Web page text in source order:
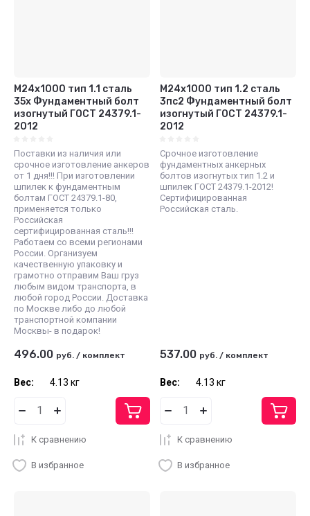
М24x1000 тип 1.1 сталь
35x Фундаментный болт
изогнутый ГОСТ 24379.1-
2012
Поставки из наличия или
срочное изготовление анкеров
от 1 дня!!! При изготовлении
шпилек к фундаментным
болтам ГОСТ 24379.1-80,
применяется только
Российская
сертифицированная сталь!!!
Работаем со всеми регионами
России. Организуем
качественную упаковку и
грамотно отправим Ваш груз
любым видом транспорта, в
любой город России. Доставка
по Москве либо до любой
транспортной компании
Москвы- в подарок!
496.00 руб. / комплект
Вес: 4.13 кг
К сравнению
В избранное
М24x1000 тип 1.2 сталь
3пс2 Фундаментный болт
изогнутый ГОСТ 24379.1-
2012
Срочное изготовление
фундаментных анкерных
болтов изогнутых тип 1.2 и
шпилек ГОСТ 24379.1-2012!
Сертифицированная
Российская сталь.
537.00 руб. / комплект
Вес: 4.13 кг
К сравнению
В избранное